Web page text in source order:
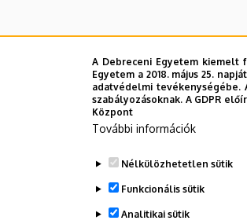
A Debreceni Egyetem kiemelt
Egyetem a 2018. május 25.
adatvédelmi
szabályozásoknak. A GDPR
Központ
További információk
Nélkülözhetetlen sütik
Funkcionális sütik
Analitikai sütik